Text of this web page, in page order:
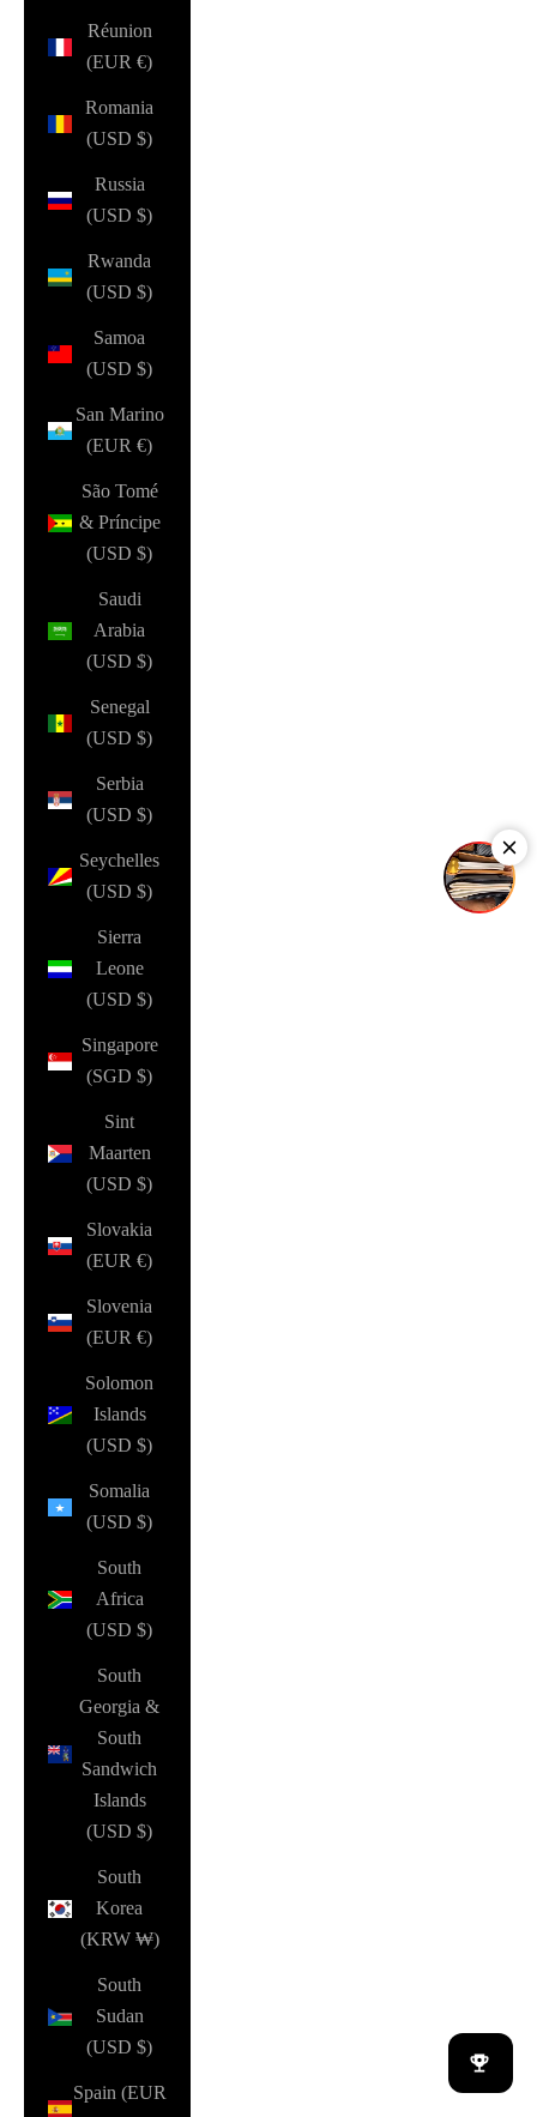
Réunion
(EUR €)
Romania
(USD $)
Russia
(USD $)
Rwanda
(USD $)
Samoa
(USD $)
San Marino
(EUR €)
São Tomé
& Príncipe
(USD $)
Saudi
Arabia
(USD $)
Senegal
(USD $)
Serbia
(USD $)
Seychelles
(USD $)
Sierra
Leone
(USD $)
Singapore
(SGD $)
Sint
Maarten
(USD $)
Slovakia
(EUR €)
Slovenia
(EUR €)
Solomon
Islands
(USD $)
Somalia
(USD $)
South
Africa
(USD $)
South
Georgia &
South
Sandwich
Islands
(USD $)
South
Korea
(KRW ₩)
South
Sudan
(USD $)
Spain (EUR